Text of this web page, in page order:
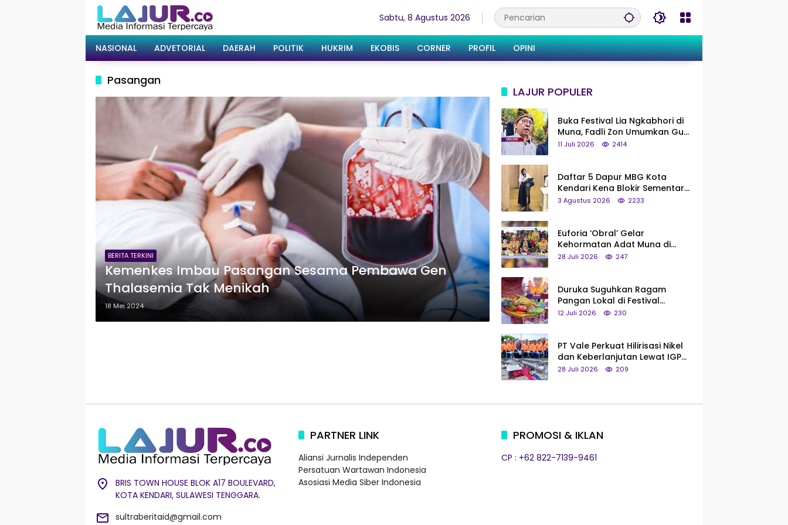
Sabtu, 8 Agustus 2026
NASIONAL ADVETORIAL DAERAH POLITIK HUKRIM EKOBIS CORNER PROFIL OPINI
Pasangan
BERITA TERKINI
Kemenkes Imbau Pasangan Sesama Pembawa Gen
Thalasemia Tak Menikah
18 Mei 2024
LAJUR POPULER
Buka Festival Lia Ngkabhori di
Muna, Fadli Zon Umumkan Gua
Metanduno Segera Naik Status
11 Juli 2026 2414
Daftar 5 Dapur MBG Kota
Kendari Kena Blokir Sementara
dari Pusat
3 Agustus 2026 2233
Euforia ‘Obral’ Gelar
Kehormatan Adat Muna di
Silaturahmi KKMM, Ridwan Bae:
28 Juli 2026 247
Duruka Suguhkan Ragam
Pangan Lokal di Festival
Liangkobhori, Dari Umbi Rebus
12 Juli 2026 230
PT Vale Perkuat Hilirisasi Nikel
dan Keberlanjutan Lewat IGP
Morowali
28 Juli 2026 209
BRIS TOWN HOUSE BLOK A17 BOULEVARD,
KOTA KENDARI, SULAWESI TENGGARA.
sultraberitaid@gmail.com
PARTNER LINK
Aliansi Jurnalis Independen
Persatuan Wartawan Indonesia
Asosiasi Media Siber Indonesia
PROMOSI & IKLAN
CP : +62 822-7139-9461